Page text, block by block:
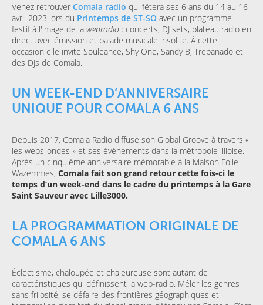
Venez retrouver Comala radio qui fêtera ses 6 ans du 14 au 16
avril 2023 lors du Printemps de ST-SO avec un programme
festif à l'image de la webradio : concerts, DJ sets, plateau radio en
direct avec émission et balade musicale insolite. À cette
occasion elle invite Souleance, Shy One, Sandy B, Trepanado et
des DJs de Comala.
UN WEEK-END D’ANNIVERSAIRE
UNIQUE POUR COMALA 6 ANS
Depuis 2017, Comala Radio diffuse son Global Groove à travers «
les webs-ondes » et ses événements dans la métropole lilloise.
Après un cinquième anniversaire mémorable à la Maison Folie
Wazemmes, Comala fait son grand retour cette fois-ci le
temps d’un week-end dans le cadre du printemps à la Gare
Saint Sauveur avec Lille3000.
LA PROGRAMMATION ORIGINALE DE
COMALA 6 ANS
Éclectisme, chaloupée et chaleureuse sont autant de
caractéristiques qui définissent la web-radio. Mêler les genres
sans frilosité, se défaire des frontières géographiques et